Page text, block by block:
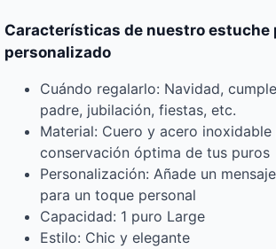
Características de nuestro estuche
personalizado
Cuándo regalarlo: Navidad,
padre, jubilación, fiestas, etc.
Material: Cuero y acero inoxidable
conservación óptima de tus puros
Personalización: Añade un
para un toque personal
Capacidad: 1 puro Large
Estilo: Chic y elegante